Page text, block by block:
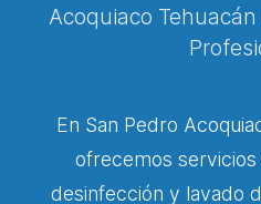
Acoquiaco
En San Pedro
ofrecemos servicios
desinfección y lavado